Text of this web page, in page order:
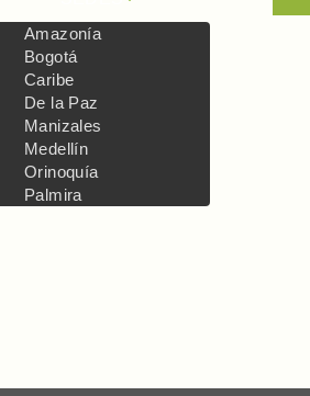
Amazonía
Bogotá
Caribe
De la Paz
Manizales
Medellín
Orinoquía
Palmira